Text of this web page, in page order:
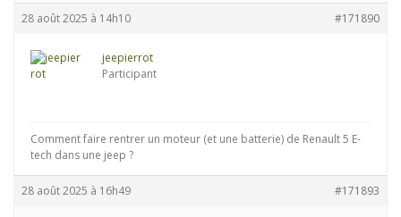
28 août 2025 à 14h10 #171890
jeepierrot
Participant
Comment faire rentrer un moteur (et une batterie) de Renault 5 E-
tech dans une jeep ?
28 août 2025 à 16h49 #171893